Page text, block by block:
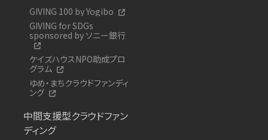
GIVING 100 by Yogibo
GIVING for SDGs
sponsored by ソニー銀行
ケイズハウスNPO助成プロ
グラム
ゆめ・まちクラウドファンディ
ング
中間支援型クラウドファン
ディング